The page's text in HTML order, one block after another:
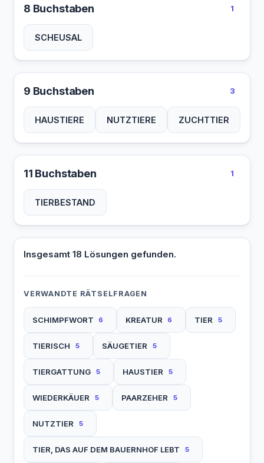
8 Buchstaben 1
SCHEUSAL
9 Buchstaben 3
HAUSTIERE NUTZTIERE ZUCHTTIER
11 Buchstaben 1
TIERBESTAND
Insgesamt 18 Lösungen gefunden.
VERWANDTE RÄTSELFRAGEN
SCHIMPFWORT 6 KREATUR 6 TIER 5
TIERISCH 5 SÄUGETIER 5
TIERGATTUNG 5 HAUSTIER 5
WIEDERKÄUER 5 PAARZEHER 5
NUTZTIER 5
TIER, DAS AUF DEM BAUERNHOF LEBT 5